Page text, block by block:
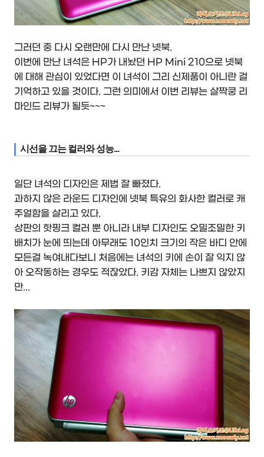
그러던 중 다시 오랜만에 다시 만난 넷북.
이번에 만난 녀석은 HP가 내놨던 HP Mini 210으로 넷북
에 대해 관심이 있었다면 이 녀석이 그리 신제품이 아니란 걸
기억하고 있을 것이다. 그런 의미에서 이번 리뷰는 살짝쿵 리
마인드 리뷰가 될듯~~~
시선을 끄는 컬러와 성능...
일단 녀석의 디자인은 제법 잘 빠졌다.
과하지 않은 라운드 디자인에 넷북 특유의 화사한 컬러로 캐
주얼함을 살리고 있다.
상판의 핫핑크 컬러 뿐 아니라 내부 디자인도 오밀조밀한 키
배치가 눈에 띄는데 아무래도 10인치 크기의 작은 바디 안에
모든걸 녹여내다보니 처음에는 녀석의 키에 손이 잘 익지 않
아 오작동하는 경우도 적잖았다. 키감 자체는 나쁘지 않았지
만...